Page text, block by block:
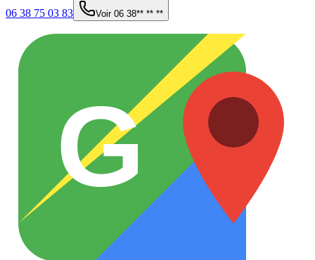
06 38 75 03 83
Voir 06 38** ** **
G